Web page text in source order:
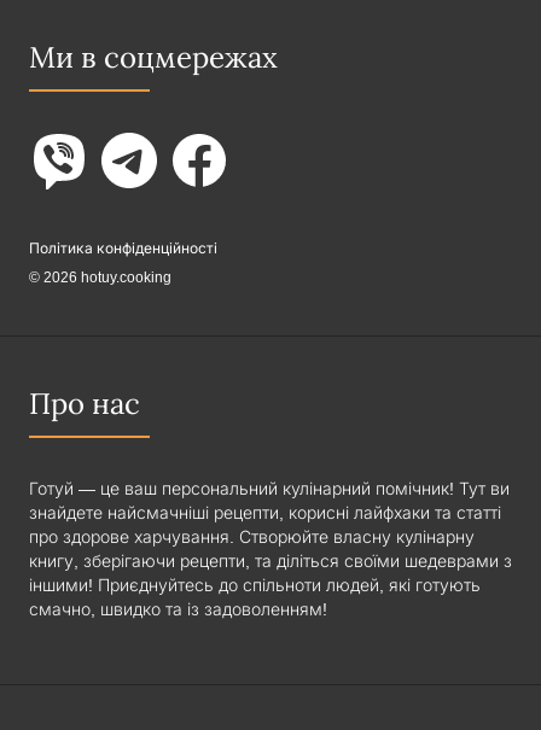
Ми в соцмережах
Політика конфіденційності
© 2026 hotuy.cooking
Про нас
Готуй — це ваш персональний кулінарний помічник! Тут ви
знайдете найсмачніші рецепти, корисні лайфхаки та статті
про здорове харчування. Створюйте власну кулінарну
книгу, зберігаючи рецепти, та діліться своїми шедеврами з
іншими! Приєднуйтесь до спільноти людей, які готують
смачно, швидко та із задоволенням!